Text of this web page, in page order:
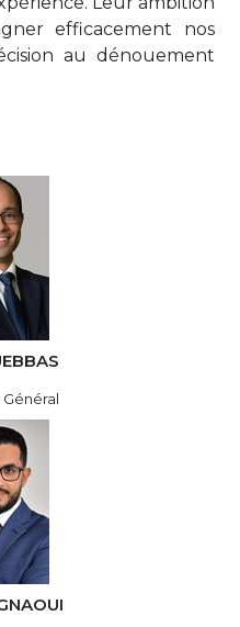
efficacement nos
au dénouement